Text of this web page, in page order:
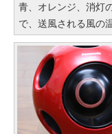
青、オレンジ、消灯
で、送風される風の